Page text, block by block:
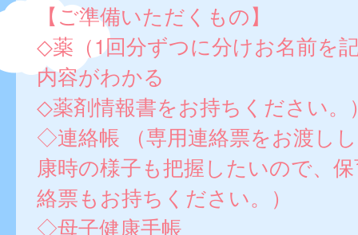
【ご準備いただくもの】
◇薬（1回分ずつに分けお名前を
内容がわかる
◇薬剤情報書をお持ちください。
◇連絡帳 （専用連絡票をお渡し
康時の様子も把握したいので、
絡票もお持ちください。）
◇母子健康手帳